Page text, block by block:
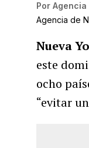
Por Agencia
Agencia de
Nueva
este
ocho
“evitar